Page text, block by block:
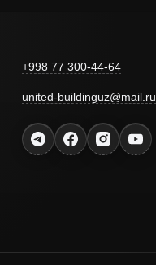
+998 77 300-44-64
united-buildinguz@mail.ru